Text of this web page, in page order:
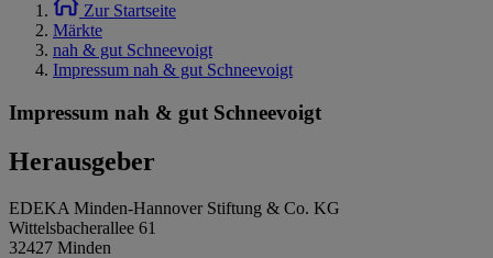
Zur Startseite
Märkte
nah & gut Schneevoigt
Impressum nah & gut Schneevoigt
Impressum nah & gut Schneevoigt
Herausgeber
EDEKA Minden-Hannover Stiftung & Co. KG
Wittelsbacherallee 61
32427 Minden